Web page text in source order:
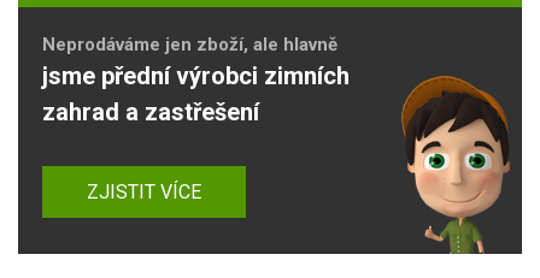
Neprodáváme jen zboží, ale hlavně
jsme přední výrobci zimních
zahrad a zastřešení
ZJISTIT VÍCE